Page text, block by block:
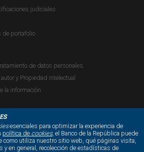
esenciales para optimizar la experiencia de
política de cookies, el Banco de la República puede
como utiliza nuestro sitio web, qué páginas visita,
y en general, recolección de estadísticas de
judiciales
de portafolio
de datos personales
y Propiedad intelectual
la información
REDES SOCIALES: